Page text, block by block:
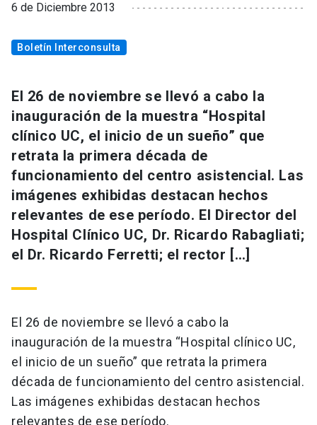
6 de Diciembre 2013
Boletín Interconsulta
El 26 de noviembre se llevó a cabo la
inauguración de la muestra “Hospital
clínico UC, el inicio de un sueño” que
retrata la primera década de
funcionamiento del centro asistencial. Las
imágenes exhibidas destacan hechos
relevantes de ese período. El Director del
Hospital Clínico UC, Dr. Ricardo Rabagliati;
el Dr. Ricardo Ferretti; el rector […]
El 26 de noviembre se llevó a cabo la
inauguración de la muestra “Hospital clínico UC,
el inicio de un sueño” que retrata la primera
década de funcionamiento del centro asistencial.
Las imágenes exhibidas destacan hechos
relevantes de ese período.